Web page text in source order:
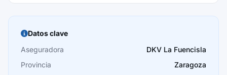
Burgos
Cáceres
Cádiz
Datos clave
Aseguradora
DKV La Fuencisla
Provincia
Zaragoza